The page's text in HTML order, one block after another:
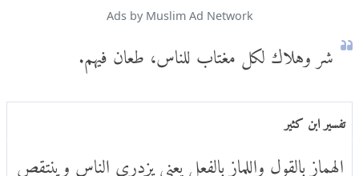
Ads by Muslim Ad Network
شر وهلاك لكل مغتاب للناس، طعان فيهم.
تفسير ابن كثير
الهماز بالقول واللماز بالفعل يعني يزدري الناس وينتقص